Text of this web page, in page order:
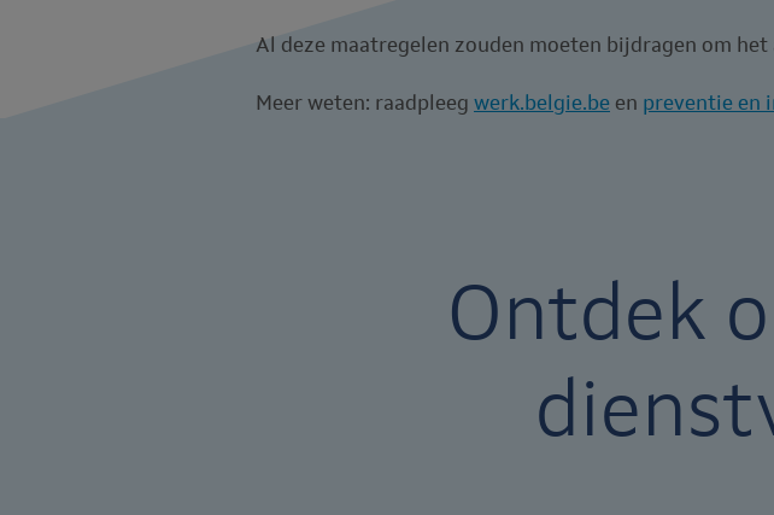
Al deze maatregelen zouden moeten bijdragen om
Meer weten: raadpleeg werk.belgie.be en preventie en
Ontdek